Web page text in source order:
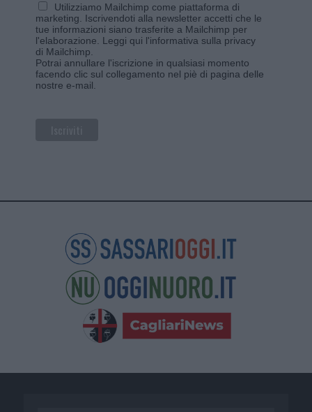
Utilizziamo Mailchimp come piattaforma di
marketing. Iscrivendoti alla newsletter accetti che le
tue informazioni siano trasferite a Mailchimp per
l'elaborazione. Leggi qui l'informativa sulla privacy
di Mailchimp
Potrai annullare l'iscrizione in qualsiasi momento
facendo clic sul collegamento nel piè di pagina delle
nostre e-mail.